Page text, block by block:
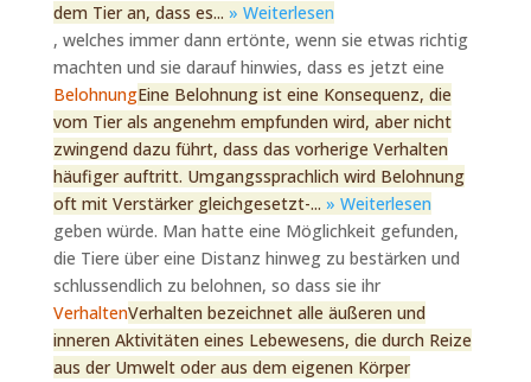
dem Tier an, dass es... » Weiterlesen
, welches immer dann ertönte, wenn sie etwas richtig
machten und sie darauf hinwies, dass es jetzt eine
BelohnungEine Belohnung ist eine Konsequenz, die
vom Tier als angenehm empfunden wird, aber nicht
zwingend dazu führt, dass das vorherige Verhalten
häufiger auftritt. Umgangssprachlich wird Belohnung
oft mit Verstärker gleichgesetzt-... » Weiterlesen
geben würde. Man hatte eine Möglichkeit gefunden,
die Tiere über eine Distanz hinweg zu bestärken und
schlussendlich zu belohnen, so dass sie ihr
VerhaltenVerhalten bezeichnet alle äußeren und
inneren Aktivitäten eines Lebewesens, die durch Reize
aus der Umwelt oder aus dem eigenen Körper